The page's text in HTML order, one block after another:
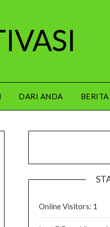
DARI ANDA
Online Visitors: 1